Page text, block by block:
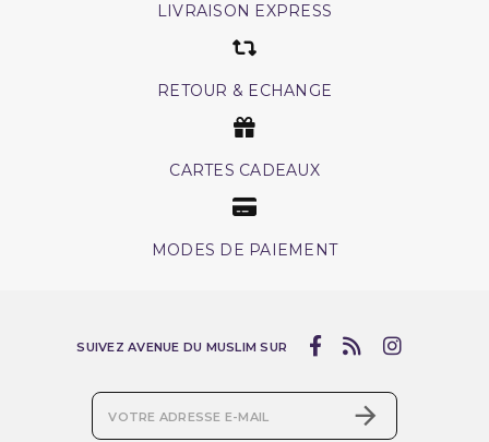
LIVRAISON EXPRESS
RETOUR & ECHANGE
CARTES CADEAUX
MODES DE PAIEMENT
SUIVEZ AVENUE DU MUSLIM SUR